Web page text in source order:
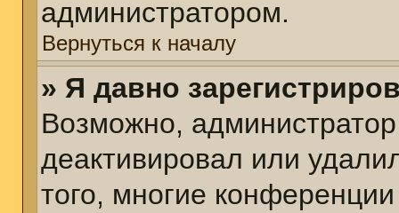
администратором.
Вернуться к началу
» Я давно
Возможно,
деактивировал или
того, многие